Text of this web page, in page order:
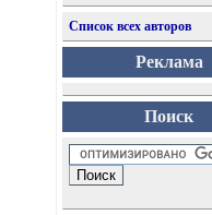
Список всех авторов
Реклама
Поиск